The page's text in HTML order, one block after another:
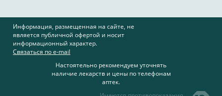
Информация, размещенная на сайте, не
является публичной офертой и носит
информационный характер.
Связаться по e-mail
Настоятельно рекомендуем уточнять
наличие лекарств и цены по телефонам
аптек.